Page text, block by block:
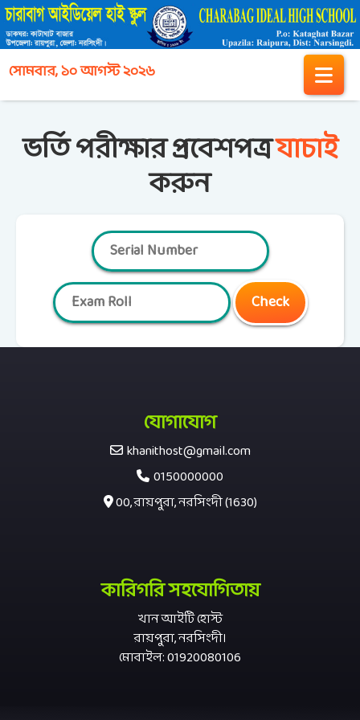
সোমবার, ১০ আগস্ট ২০২৬
ভর্তি পরীক্ষার প্রবেশপত্রযাচাই
করুন
যোগাযোগ
khanithost@gmail.com
0150000000
00, রায়পুরা, নরসিংদী (1630)
কারিগরি সহযোগিতায়
খান আইটি হোস্ট
রায়পুরা, নরসিংদী।
মোবাইল: 01920080106